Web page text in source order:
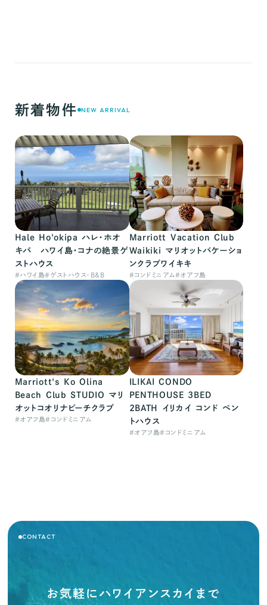
新着物件 NEW ARRIVAL
Hale Ho'okipa ハレ・ホオ
キパ ハワイ島・コナの絶景ゲ
ストハウス
#ハワイ島# ゲストハウス・B&B
Marriott Vacation Club
Waikiki マリオットバケーショ
ンクラブワイキキ
#コンドミニアム #オアフ島
Marriott's Ko Olina
Beach Club STUDIO マリ
オットコオリナビーチクラブ
#オアフ島# コンドミニアム
ILIKAI CONDO
PENTHOUSE 3BED
2BATH イリカイ コンド ペン
トハウス
#オアフ島# コンドミニアム
CONTACT
お気軽にハワイアンスカイまで